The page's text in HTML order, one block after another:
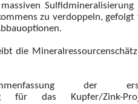
zu verdoppeln, gefolgt
die
der
für das Kupfer/Zink-